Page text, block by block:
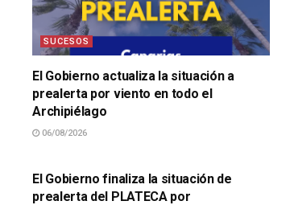
SUCESOS
El Gobierno actualiza la situación a
prealerta por viento en todo el
Archipiélago
06/08/2026
El Gobierno finaliza la situación de
prealerta del PLATECA por